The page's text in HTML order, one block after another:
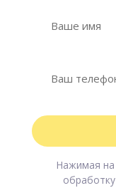
Нажимая на